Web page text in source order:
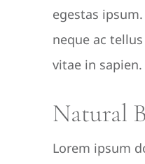
egestas
neque ac
vitae in sapien.
Natural
Lorem ipsum